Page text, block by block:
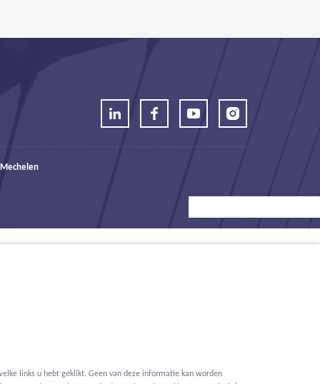
links u hebt geklikt. Geen van deze informatie kan worden